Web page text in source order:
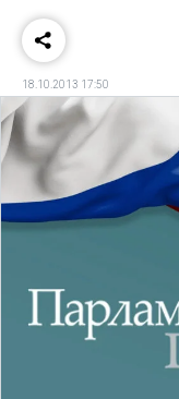
18.10.2013 17:50